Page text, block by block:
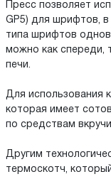
Пресс позволяет
GP5) для шрифтов,
типа шрифтов
можно как спереди,
печи.
Для использования
которая имеет
по средствам
Другим
термоскотч,